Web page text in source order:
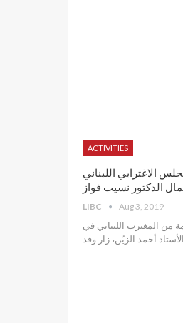
ACTIVITIES
الاغترابي اللبناني
الدكتور نسيب فواز
LIBC Aug 3, 2019
وبدعوة كريمة من المغترب اللبناني في
أحمد الزيّن، زار وفد